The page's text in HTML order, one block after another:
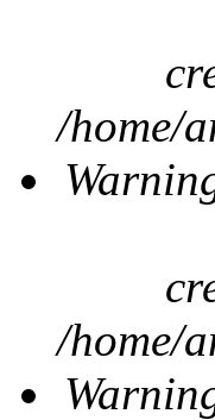
/home/
/home/